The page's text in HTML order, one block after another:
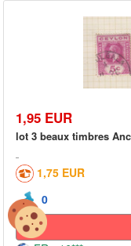
1,95 EUR
lot 3 beaux timbres
1,75 EUR
0